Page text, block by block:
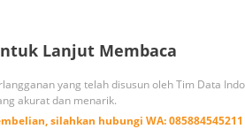
Lanjut Membaca
yang telah disusun oleh Tim Data
akurat dan menarik.
silahkan hubungi WA:085884545211